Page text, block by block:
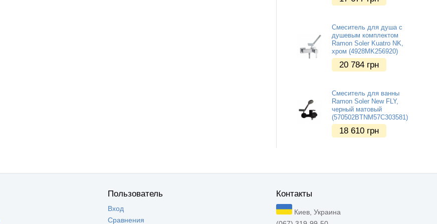
Смеситель для душа с
душевым комплектом
Ramon Soler Kuatro NK,
хром (4928MK256920)
20 784 грн
Смеситель для ванны
Ramon Soler New FLY,
черный матовый
(570502BTNM57C303581)
18 610 грн
Пользователь
Вход
Сравнения
Контакты
Киев, Украина